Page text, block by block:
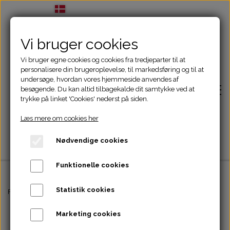
Forside
Forside Godbidder Companion - mix
Vi bruger cookies
Vi bruger egne cookies og cookies fra tredjeparter til at
personalisere din brugeroplevelse, til markedsføring og til at
undersøge, hvordan vores hjemmeside anvendes af
besøgende. Du kan altid tilbagekalde dit samtykke ved at
trykke på linket 'Cookies' nederst på siden.
Læs mere om cookies her
Nødvendige cookies
Funktionelle cookies
Statistik cookies
Marketing cookies